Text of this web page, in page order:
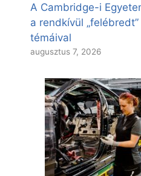
A Cambridge-i
a rendkívül
témáival
augusztus 7, 2026